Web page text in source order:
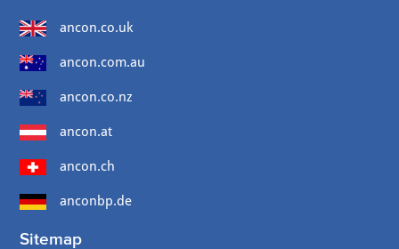
ancon.co.uk
ancon.com.au
ancon.co.nz
ancon.at
ancon.ch
anconbp.de
Sitemap